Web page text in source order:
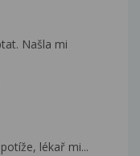
Našla mi
lékař mi...